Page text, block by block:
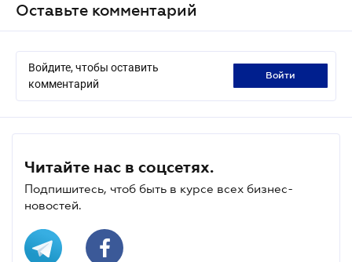
Оставьте комментарий
Войдите, чтобы оставить
комментарий
войти
Читайте нас в соцсетях.
Подпишитесь, чтоб быть в курсе всех бизнес-
новостей.